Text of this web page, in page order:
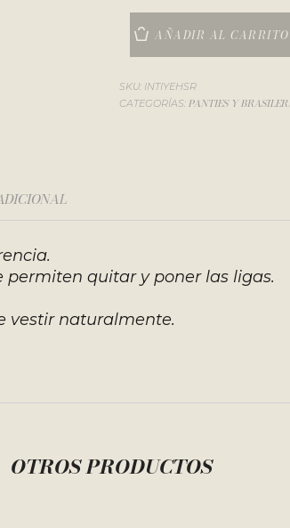
AÑADIR AL CARRITO
SKU: INTIYEHSR
CATEGORÍAS: PANTIES Y
permiten quitar y poner las ligas.
vestir naturalmente.
OTROS PRODUCTOS